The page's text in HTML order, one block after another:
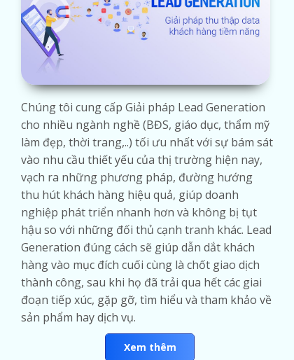
Chúng tôi cung cấp Giải pháp Lead Generation
cho nhiều ngành nghề (BĐS, giáo dục, thẩm mỹ
làm đẹp, thời trang,..) tối ưu nhất với sự bám sát
vào nhu cầu thiết yếu của thị trường hiện nay,
vạch ra những phương pháp, đường hướng
thu hút khách hàng hiệu quả, giúp doanh
nghiệp phát triển nhanh hơn và không bị tụt
hậu so với những đối thủ cạnh tranh khác. Lead
Generation đúng cách sẽ giúp dẫn dắt khách
hàng vào mục đích cuối cùng là chốt giao dịch
thành công, sau khi họ đã trải qua hết các giai
đoạn tiếp xúc, gặp gỡ, tìm hiểu và tham khảo về
sản phẩm hay dịch vụ.
Xem thêm